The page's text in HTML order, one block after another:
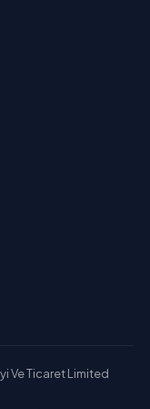
Ve Ticaret Limited